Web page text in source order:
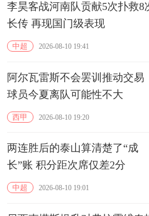
李昊客战河南队贡献5次扑救8
长传 再现国门级表现
中超 2026-08-10 19:41
阿尔瓦雷斯不会罢训推动交易
球员今夏离队可能性不大
西甲 2026-08-10 19:20
两连胜后的泰山算清楚了“成
长”账 积分距次席仅差2分
中超 2026-08-10 19:01